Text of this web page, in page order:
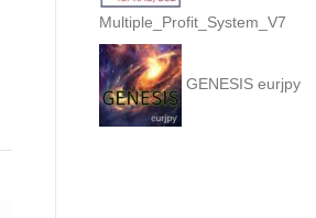
Multiple_Profit_System_V7
GENESIS eurjpy